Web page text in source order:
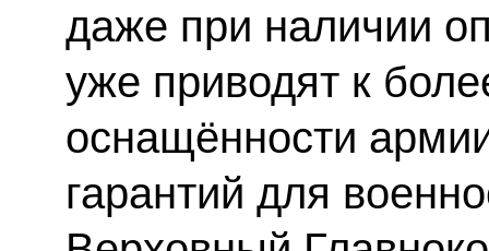
даже при наличии
уже приводят к
оснащённости
гарантий для